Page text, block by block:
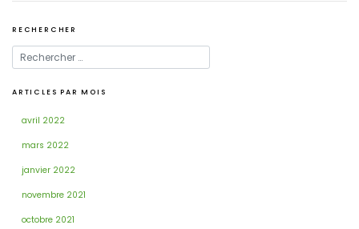
RECHERCHER
ARTICLES PAR MOIS
avril 2022
mars 2022
janvier 2022
novembre 2021
octobre 2021